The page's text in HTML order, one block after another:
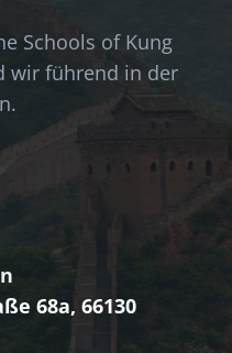
Schools of Kung
wir führend in der
68a, 66130